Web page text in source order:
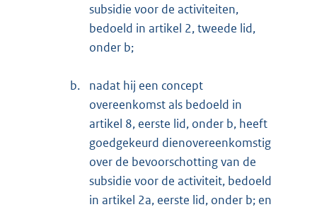
subsidie voor de activiteiten,
bedoeld in artikel 2, tweede lid,
onder b;
b.
nadat hij een concept
overeenkomst als bedoeld in
artikel 8, eerste lid, onder b, heeft
goedgekeurd dienovereenkomstig
over de bevoorschotting van de
subsidie voor de activiteit, bedoeld
in artikel 2a, eerste lid, onder b; en